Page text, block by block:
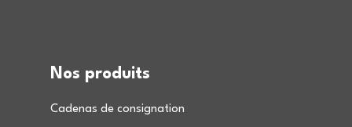
Nos produits
Cadenas de consignation